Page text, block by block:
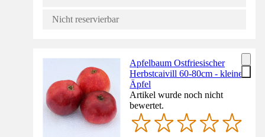
Nicht reservierbar
Apfelbaum Ostfriesischer
Herbstcaivill 60-80cm - kleine
Äpfel
Artikel wurde noch nicht
bewertet.